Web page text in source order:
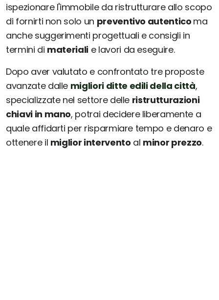
ispezionare l'immobile da ristrutturare allo scopo
di fornirti non solo un preventivo autentico ma
anche suggerimenti progettuali e consigli in
termini di materiali e lavori da eseguire.
Dopo aver valutato e confrontato tre proposte
avanzate dalle migliori ditte edili della città,
specializzate nel settore delle ristrutturazioni
chiavi in mano, potrai decidere liberamente a
quale affidarti per risparmiare tempo e denaro e
ottenere il miglior intervento al minor prezzo.